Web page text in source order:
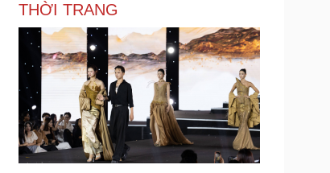
THỜI TRANG